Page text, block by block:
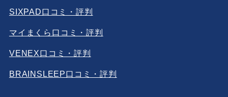
SIXPAD口コミ・評判
マイまくら口コミ・評判
VENEX口コミ・評判
BRAINSLEEP口コミ・評判